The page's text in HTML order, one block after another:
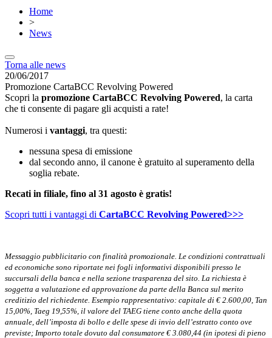
Home
>
News
Torna alle news
20/06/2017
Promozione CartaBCC Revolving Powered
Scopri la promozione CartaBCC Revolving Powered, la carta
che ti consente di pagare gli acquisti a rate!
Numerosi i vantaggi, tra questi:
nessuna spesa di emissione
dal secondo anno, il canone è gratuito al superamento della
soglia rebate.
Recati in filiale, fino al 31 agosto è gratis!
Scopri tutti i vantaggi di CartaBCC Revolving Powered>>>
Messaggio pubblicitario con finalità promozionale. Le condizioni contrattuali
ed economiche sono riportate nei fogli informativi disponibili presso le
succursali della banca e nella sezione trasparenza del sito. La richiesta è
soggetta a valutazione ed approvazione da parte della Banca sul merito
creditizio del richiedente. Esempio rappresentativo: capitale di € 2.600,00, Tan
15,00%, Taeg 19,55%, il valore del TAEG tiene conto anche della quota
annuale, dell’imposta di bollo e delle spese di invio dell’estratto conto ove
previste; Importo totale dovuto dal consumatore € 3.080,44 (in ipotesi di pieno